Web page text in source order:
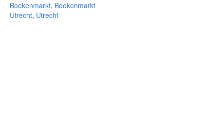
Boekenmarkt, Boekenmarkt
Utrecht, Utrecht